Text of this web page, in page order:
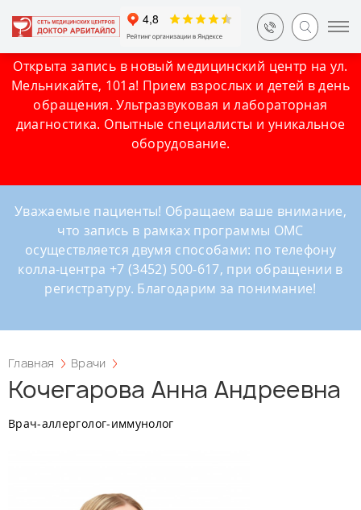
Открыта запись в новый медицинский центр на ул.
Мельникайте, 101а! Прием взрослых и детей в день
обращения. Ультразвуковая и лабораторная
диагностика. Опытные специалисты и уникальное
оборудование.
Уважаемые пациенты! Обращаем ваше внимание,
что запись в рамках программы ОМС
осуществляется двумя способами: по телефону
колла-центра +7 (3452) 500-617, при обращении в
регистратуру. Благодарим за понимание!
Главная Врачи
Кочегарова Анна Андреевна
Врач-аллерголог-иммунолог